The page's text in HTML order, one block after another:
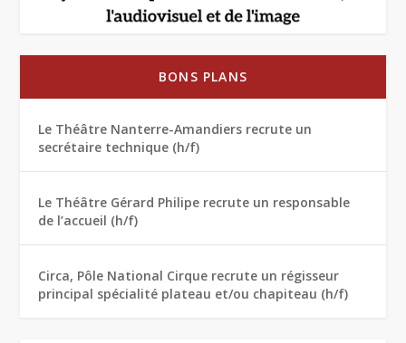
BONS PLANS
Le Théâtre Nanterre-Amandiers recrute un
secrétaire technique (h/f)
Le Théâtre Gérard Philipe recrute un responsable
de l’accueil (h/f)
Circa, Pôle National Cirque recrute un régisseur
principal spécialité plateau et/ou chapiteau (h/f)